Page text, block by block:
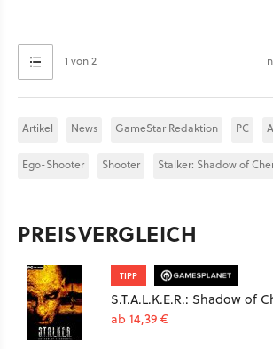
1 von 2
Artikel News GameStar Redaktion PC
Ego-Shooter Shooter Stalker: Shadow of
PREISVERGLEICH
TIPP
S.T.A.L.K.E.R.: Shadow of
ab 14,39 €